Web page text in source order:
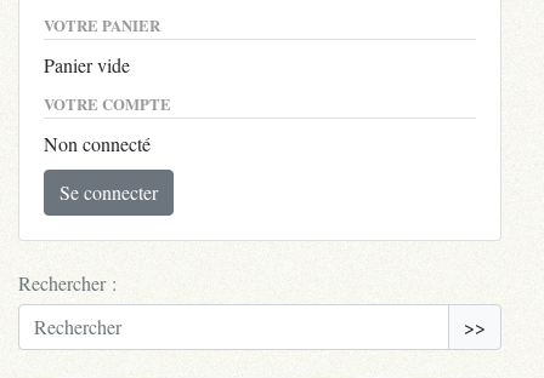
VOTRE PANIER
Panier vide
VOTRE COMPTE
Non connecté
Se connecter
Rechercher :
>>